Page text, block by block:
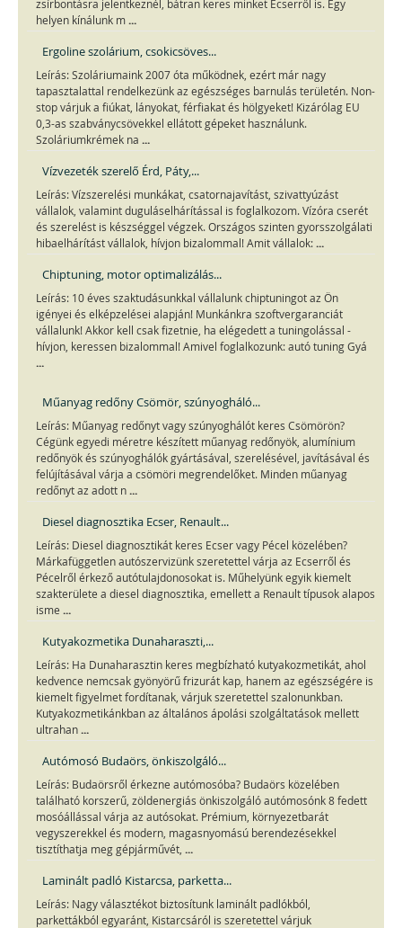
zsírbontásra jelentkeznél, bátran keres minket Ecserről is. Egy
helyen kínálunk m ...
Ergoline szolárium, csokicsöves...
Leírás: Szoláriumaink 2007 óta működnek, ezért már nagy
tapasztalattal rendelkezünk az egészséges barnulás területén. Non-
stop várjuk a fiúkat, lányokat, férfiakat és hölgyeket! Kizárólag EU
0,3-as szabványcsövekkel ellátott gépeket használunk.
Szoláriumkrémek na ...
Vízvezeték szerelő Érd, Páty,...
Leírás: Vízszerelési munkákat, csatornajavítást, szivattyúzást
vállalok, valamint duguláselhárítással is foglalkozom. Vízóra cserét
és szerelést is készséggel végzek. Országos szinten gyorsszolgálati
hibaelhárítást vállalok, hívjon bizalommal! Amit vállalok: ...
Chiptuning, motor optimalizálás...
Leírás: 10 éves szaktudásunkkal vállalunk chiptuningot az Ön
igényei és elképzelései alapján! Munkánkra szoftvergaranciát
vállalunk! Akkor kell csak fizetnie, ha elégedett a tuningolással -
hívjon, keressen bizalommal! Amivel foglalkozunk: autó tuning Gyá
...
Műanyag redőny Csömör, szúnyogháló...
Leírás: Műanyag redőnyt vagy szúnyoghálót keres Csömörön?
Cégünk egyedi méretre készített műanyag redőnyök, alumínium
redőnyök és szúnyoghálók gyártásával, szerelésével, javításával és
felújításával várja a csömöri megrendelőket. Minden műanyag
redőnyt az adott n ...
Diesel diagnosztika Ecser, Renault...
Leírás: Diesel diagnosztikát keres Ecser vagy Pécel közelében?
Márkafüggetlen autószervizünk szeretettel várja az Ecserről és
Pécelről érkező autótulajdonosokat is. Műhelyünk egyik kiemelt
szakterülete a diesel diagnosztika, emellett a Renault típusok alapos
isme ...
Kutyakozmetika Dunaharaszti,...
Leírás: Ha Dunaharasztin keres megbízható kutyakozmetikát, ahol
kedvence nemcsak gyönyörű frizurát kap, hanem az egészségére is
kiemelt figyelmet fordítanak, várjuk szeretettel szalonunkban.
Kutyakozmetikánkban az általános ápolási szolgáltatások mellett
ultrahan ...
Autómosó Budaörs, önkiszolgáló...
Leírás: Budaörsről érkezne autómosóba? Budaörs közelében
található korszerű, zöldenergiás önkiszolgáló autómosónk 8 fedett
mosóállással várja az autósokat. Prémium, környezetbarát
vegyszerekkel és modern, magasnyomású berendezésekkel
tisztíthatja meg gépjárművét, ...
Laminált padló Kistarcsa, parketta...
Leírás: Nagy választékot biztosítunk laminált padlókból,
parkettákból egyaránt, Kistarcsáról is szeretettel várjuk